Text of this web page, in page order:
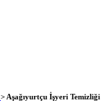
> Aşağıyurtçu İşyeri Temizliği